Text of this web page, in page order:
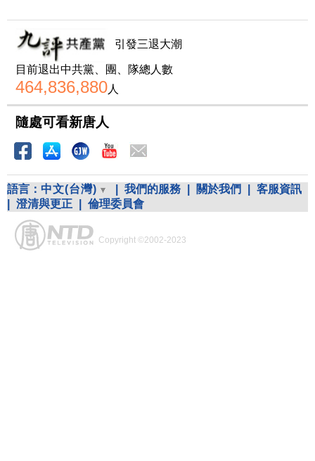
引發三退大潮
目前退出中共黨、團、隊總人數
464,836,880人
隨處可看新唐人
語言： 中文(台灣) 我們的服務 關於我們
客服資訊
澄清與更正 倫理委員會
Copyright ©2002-2023